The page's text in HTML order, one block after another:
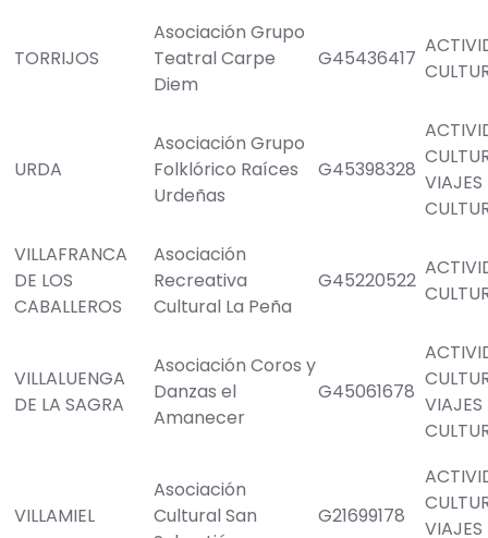
TORRIJOS
Asociación Grupo
Teatral Carpe
Diem
G45436417
URDA
Asociación Grupo
Folklórico Raíces
Urdeñas
G45398328
VIAJES
VILLAFRANCA
DE LOS
CABALLEROS
Asociación
Recreativa
Cultural La Peña
G45220522
VILLALUENGA
DE LA SAGRA
Asociación Coros y
Danzas el
Amanecer
G45061678
VIAJES
VILLAMIEL
Asociación
Cultural San
G21699178
VIAJES